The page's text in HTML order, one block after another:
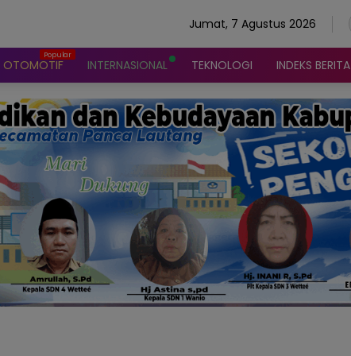
Jumat, 7 Agustus 2026
OTOMOTIF INTERNASIONAL TEKNOLOGI INDEKS BERITA